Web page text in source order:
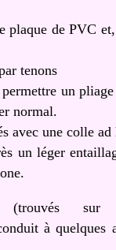
plaque de PVC
tenons
un pliage
normal.
avec une colle ad
un léger
(trouvés
à quelques